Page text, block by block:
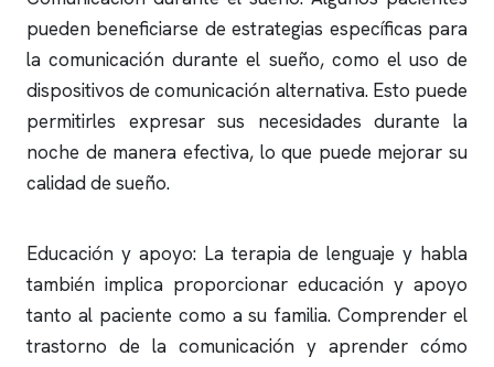
pueden beneficiarse de estrategias específicas para
la comunicación durante el sueño, como el uso de
dispositivos de comunicación alternativa. Esto puede
permitirles expresar sus necesidades durante la
noche de manera efectiva, lo que puede mejorar su
calidad de sueño.
Educación y apoyo: La terapia de lenguaje y habla
también implica proporcionar educación y apoyo
tanto al paciente como a su familia. Comprender el
trastorno de la comunicación y aprender cómo